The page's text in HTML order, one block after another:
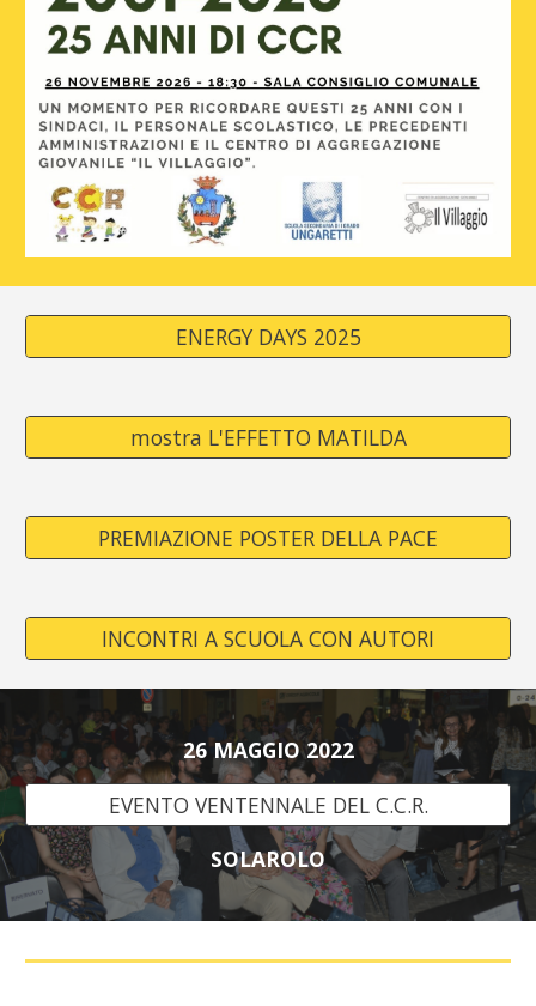
ENERGY DAYS 2025
mostra L'EFFETTO MATILDA
PREMIAZIONE POSTER DELLA PACE
INCONTRI A SCUOLA CON AUTORI
26 MAGGIO 2022
EVENTO VENTENNALE DEL C.C.R.
SOLAROLO